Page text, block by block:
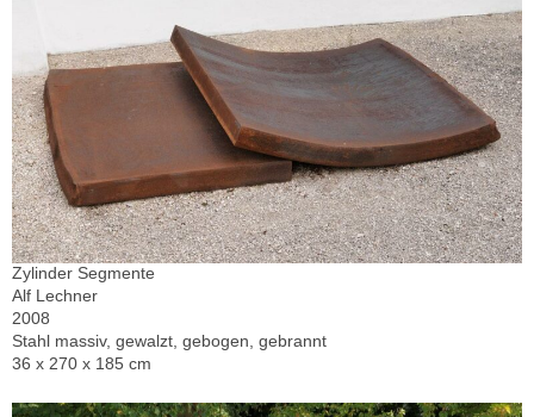
Zylinder Segmente
Alf Lechner
2008
Stahl massiv, gewalzt, gebogen, gebrannt
36 x 270 x 185 cm